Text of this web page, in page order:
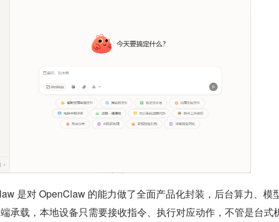
是对 OpenClaw 的能力做了全面产品化封装，后台算力、模
承载，本地设备只需要接收指令、执行对应动作，不管是台式